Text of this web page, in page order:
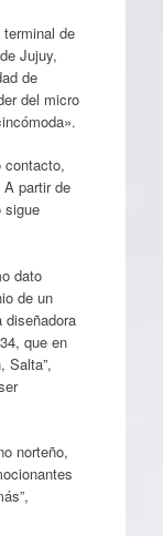
de
Jujuy,
de
del micro
contacto,
partir de
sigue
dato
de un
diseñadora
que en
Salta”,
norteño,